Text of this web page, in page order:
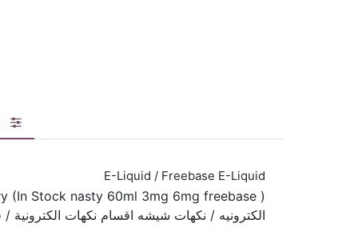
E-Liquid / Freebase E-Liquid